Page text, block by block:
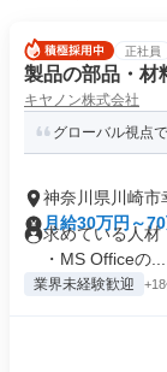
正社員
製品の部品・材
キヤノン株式会社
グローバル視点
神奈川県川崎市
月給30万円～
求めている人材
・MS Officeの...
業界未経験歓迎